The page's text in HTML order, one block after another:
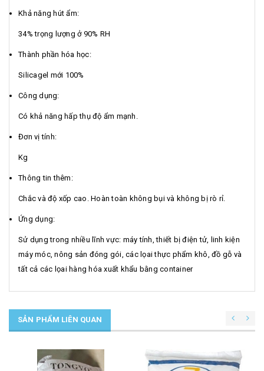
Khả năng hút ẩm:
34% trọng lượng ở 90% RH
Thành phần hóa học:
Silicagel mới 100%
Công dụng:
Có khả năng hấp thụ độ ẩm mạnh.
Đơn vị tính:
Kg
Thông tin thêm:
Chắc và độ xốp cao. Hoàn toàn không bụi và không bị rò rỉ.
Ứng dụng:
Sử dụng trong nhiều lĩnh vực: máy tính, thiết bị điện tử, linh kiện
máy móc, nông sản đóng gói, các lọai thực phẩm khô, đồ gỗ và
tất cả các lọai hàng hóa xuất khẩu bằng container
SẢN PHẨM LIÊN QUAN